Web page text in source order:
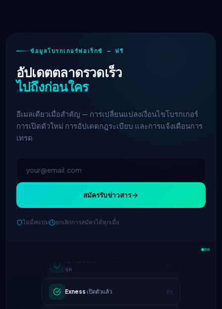
ข้อมูลโบรกเกอร์ฟอเร็กซ์ — ฟรี
อัปเดตตลาดรวดเร็ว
ไปถึงก่อนใคร
อีเมลเดียวเมื่อสำคัญ — การเปลี่ยนแปลงเงื่อนไขโบรกเกอร์
การเปิดตัวใหม่ การอัปเดตกฎระเบียบ และการแจ้งเตือนการ
เทรด
สมัครรับข่าวสาร
ไม่มีสแปม ยกเลิกการสมัครได้ทุกเมื่อ
สด